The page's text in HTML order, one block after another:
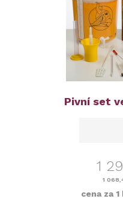
Pivní set
1
1
cena za 1